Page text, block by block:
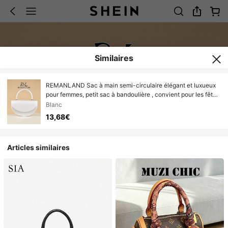
Similaires
REMANLAND Sac à main semi-circulaire élégant et luxueux
pour femmes, petit sac à bandoulière , convient pour les fêtes,
mariages, dîners et banquets des femmes. Sac de soirée
parfait pour les fêtes, les mariages, les bals de promo et les
dîners/banquets. Cadeau idéal pour les femmes.
Blanc
13,68€
Articles similaires